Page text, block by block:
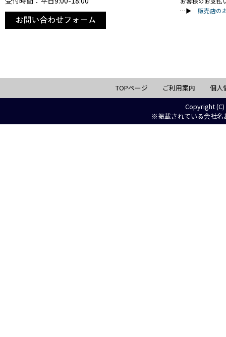
…▶ 販売店の
TOPページ ご利用案内
個人
Copyright
※掲載されている会社名